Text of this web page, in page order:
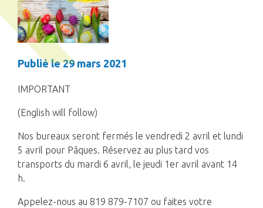
Publié le 29 mars 2021
IMPORTANT
(English will follow)
Nos bureaux seront fermés le vendredi 2 avril et lundi
5 avril pour Pâques. Réservez au plus tard vos
transports du mardi 6 avril, le jeudi 1er avril avant 14
h.
Appelez-nous au 819 879-7107 ou faites votre